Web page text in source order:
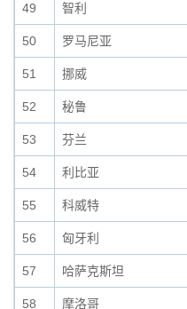
49 智利
50 罗马尼亚
51 挪威
52 秘鲁
53 芬兰
54 利比亚
55 科威特
56 匈牙利
57 哈萨克斯坦
58 摩洛哥